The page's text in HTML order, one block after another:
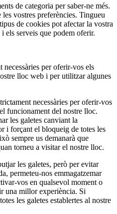
de categoria per saber-ne més.
vostres preferències. Tingueu
de cookies pot afectar la vostra
els serveis que podem oferir.
necessàries per oferir-vos els
lloc web i per utilitzar algunes
necessàries per oferir-vos
funcionament del nostre lloc.
les galetes canviant la
i forçant el bloqueig de totes les
sempre us demanarà que
torneu a visitar el nostre lloc.
les galetes, però per evitar
permeteu-nos emmagatzemar
vos en qualsevol moment o
una millor experiència. Si
les galetes establertes al nostre